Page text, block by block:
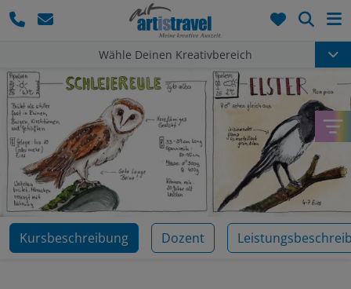
Wähle Deinen Kreativbereich
Kursbeschreibung Dozent